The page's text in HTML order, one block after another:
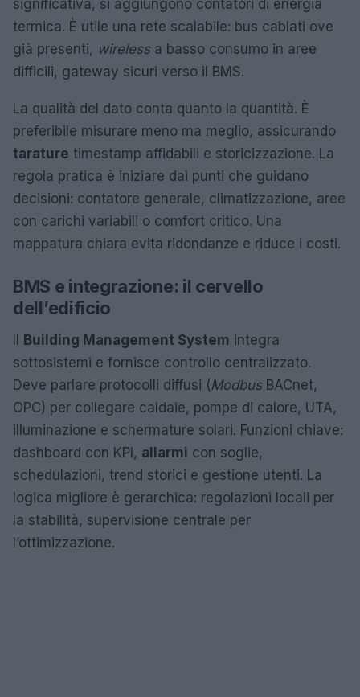
significativa, si aggiungono contatori di energia
termica. È utile una rete scalabile: bus cablati ove
già presenti, wirelessa basso consumo in aree
difficili, gateway sicuri verso il BMS.
La qualità del dato conta quanto la quantità. È
preferibile misurare meno ma meglio, assicurando
tarature timestamp affidabili e storicizzazione. La
regola pratica è iniziare dai punti che guidano
decisioni: contatore generale, climatizzazione, aree
con carichi variabili o comfort critico. Una
mappatura chiara evita ridondanze e riduce i costi.
BMS e integrazione: il cervello
dell’edificio
Building Management System integra
sottosistemi e fornisce controllo centralizzato.
Deve parlare protocolli diffusi (ModbusBACnet,
OPC) per collegare caldaie, pompe di calore, UTA,
illuminazione e schermature solari. Funzioni chiave:
dashboard con KPI, allarmi con soglie,
schedulazioni, trend storici e gestione utenti. La
logica migliore è gerarchica: regolazioni locali per
la stabilità, supervisione centrale per
l’ottimizzazione.